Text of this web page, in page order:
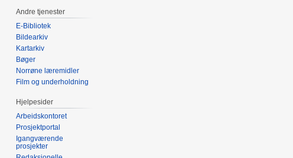
Andre tjenester
E-Bibliotek
Bildearkiv
Kartarkiv
Bøger
Norrøne læremidler
Film og underholdning
Hjelpesider
Arbeidskontoret
Prosjektportal
Igangværende
prosjekter